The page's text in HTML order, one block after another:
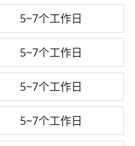
5~7个工作日
5~7个工作日
5~7个工作日
5~7个工作日